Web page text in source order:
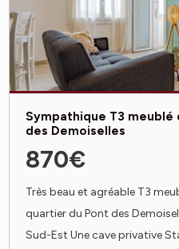
Sympathique T3
des Demoiselles
870€
Très beau et agréable T3
quartier du Pont des
Sud-Est Une cave privative